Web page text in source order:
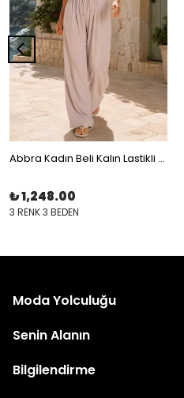
Abbra Kadın Beli Kalın Lastikli Bağcıklı Bol Pantolon
₺ 1,248.00
3 RENK 3 BEDEN
Moda Yolculuğu
Senin Alanın
Bilgilendirme